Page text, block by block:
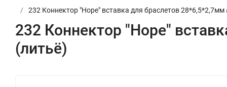
/
232 Коннектор "Hope" вставка для браслетов 28*6,5*2,7мм
232 Коннектор "Hope"
(литьё)